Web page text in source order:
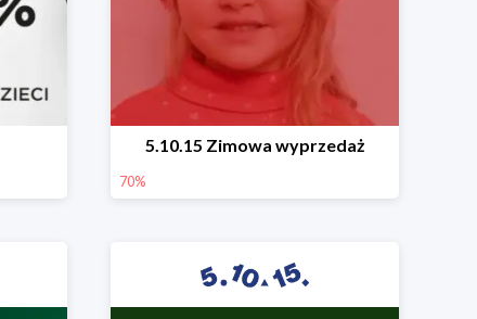
5.10.15 Zimowa wyprzedaż
70%